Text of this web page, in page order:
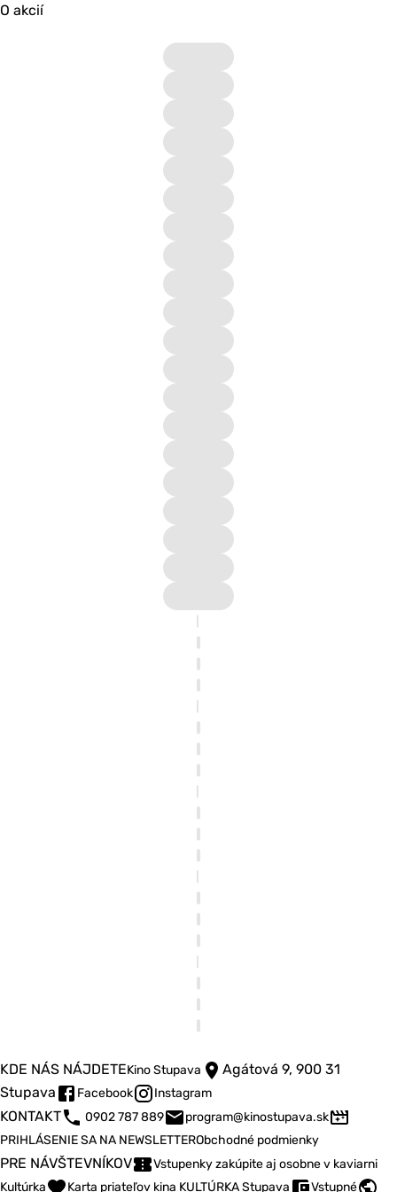
O akcií
KDE NÁS NÁJDETEKino Stupava
Agátová 9, 900 31
Stupava
Facebook Instagram
KONTAKT 0902 787 889
program@kinostupava.sk
PRIHLÁSENIE SA NA NEWSLETTERObchodné podmienky
PRE NÁVŠTEVNÍKOV
Vstupenky zakúpite aj osobne v kaviarni
Kultúrka
Karta priateľov kina KULTÚRKA Stupava Vstupné